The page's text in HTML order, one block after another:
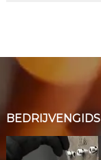
BEDRIJVENGIDS